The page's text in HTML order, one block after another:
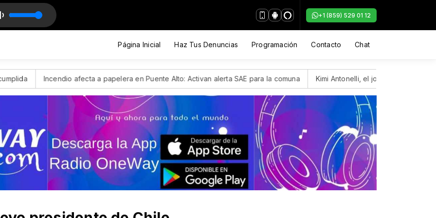
+1 (859) 529 01 12
Página Inicial Haz Tus Denuncias Programación Contacto Chat
Incendio afecta a papelera en Puente Alto: Activan alerta SAE para la comuna Kimi Antonelli, el joven italiano de Mercedes,